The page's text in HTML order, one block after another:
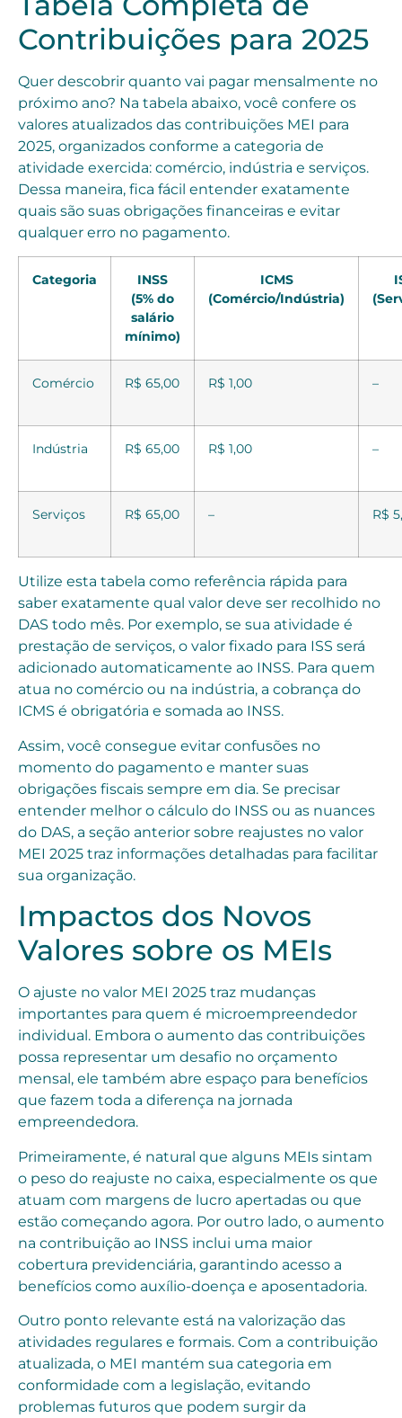
Contribuições para 2025
Quer descobrir quanto vai pagar mensalmente no
próximo ano? Na tabela abaixo, você confere os
valores atualizados das contribuições MEI para
2025, organizados conforme a categoria de
atividade exercida: comércio, indústria e serviços.
Dessa maneira, fica fácil entender exatamente
quais são suas obrigações financeiras e evitar
qualquer erro no pagamento.
Categoria
INSS
(5% do
salário
mínimo)
ICMS
(Comércio/Indústria)
Comércio R$ 65,00 R$ 1,00 –
Indústria R$ 65,00 R$ 1,00 –
Serviços R$ 65,00 – R$
Utilize esta tabela como referência rápida para
saber exatamente qual valor deve ser recolhido no
DAS todo mês. Por exemplo, se sua atividade é
prestação de serviços, o valor fixado para ISS será
adicionado automaticamente ao INSS. Para quem
atua no comércio ou na indústria, a cobrança do
ICMS é obrigatória e somada ao INSS.
Assim, você consegue evitar confusões no
momento do pagamento e manter suas
obrigações fiscais sempre em dia. Se precisar
entender melhor o cálculo do INSS ou as nuances
do DAS, a seção anterior sobre reajustes no valor
MEI 2025 traz informações detalhadas para facilitar
sua organização.
Impactos dos Novos
Valores sobre os MEIs
O ajuste no valor MEI 2025 traz mudanças
importantes para quem é microempreendedor
individual. Embora o aumento das contribuições
possa representar um desafio no orçamento
mensal, ele também abre espaço para benefícios
que fazem toda a diferença na jornada
empreendedora.
Primeiramente, é natural que alguns MEIs sintam
o peso do reajuste no caixa, especialmente os que
atuam com margens de lucro apertadas ou que
estão começando agora. Por outro lado, o aumento
na contribuição ao INSS inclui uma maior
cobertura previdenciária, garantindo acesso a
benefícios como auxílio-doença e aposentadoria.
Outro ponto relevante está na valorização das
atividades regulares e formais. Com a contribuição
atualizada, o MEI mantém sua categoria em
conformidade com a legislação, evitando
problemas futuros que podem surgir da